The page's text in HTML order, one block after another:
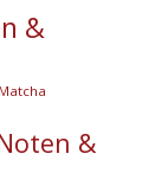
&
Matcha
&